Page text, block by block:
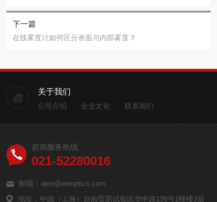
下一篇
在线雾度计如何区分表面与内部雾度？
关于我们
公司介绍 企业文化 联系我们
咨询服务热线
021-52280016
邮箱：alee@ateoptics.com
地址：中国（上海）自由贸易试验区华申路198号1幢楼3层